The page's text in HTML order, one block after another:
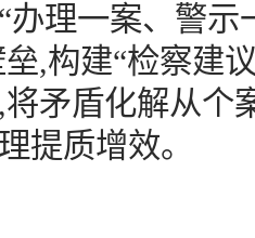
理一案、警示
,构建“检察建
矛盾化解从个
提质增效。